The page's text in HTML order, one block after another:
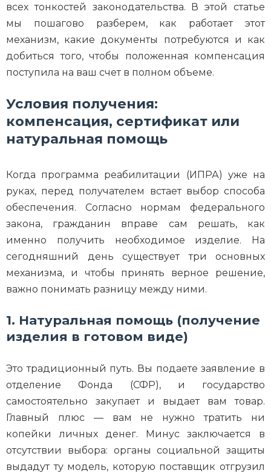
всех тонкостей законодательства. В этой статье
мы пошагово разберем, как работает этот
механизм, какие документы потребуются и как
добиться того, чтобы положенная компенсация
поступила на ваш счет в полном объеме.
Условия получения:
компенсация, сертификат или
натуральная помощь
Когда программа реабилитации (ИПРА) уже на
руках, перед получателем встает выбор способа
обеспечения. Согласно нормам федерального
закона, гражданин вправе сам решать, как
именно получить необходимое изделие. На
сегодняшний день существует три основных
механизма, и чтобы принять верное решение,
важно понимать разницу между ними.
1. Натуральная помощь (получение
изделия в готовом виде)
Это традиционный путь. Вы подаете заявление в
отделение Фонда (СФР), и государство
самостоятельно закупает и выдает вам товар.
Главный плюс — вам не нужно тратить ни
копейки личных денег. Минус заключается в
отсутствии выбора: органы социальной защиты
выдадут ту модель, которую поставщик отгрузил